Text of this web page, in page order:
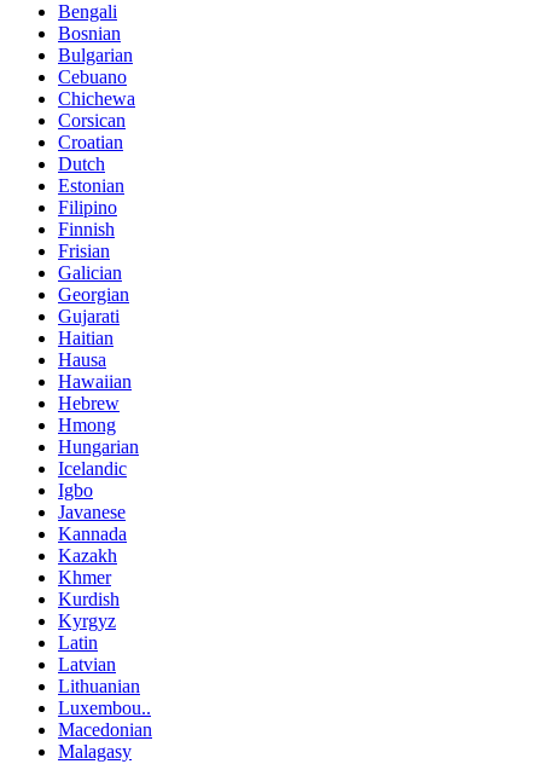
Bengali
Bosnian
Bulgarian
Cebuano
Chichewa
Corsican
Croatian
Dutch
Estonian
Filipino
Finnish
Frisian
Galician
Georgian
Gujarati
Haitian
Hausa
Hawaiian
Hebrew
Hmong
Hungarian
Icelandic
Igbo
Javanese
Kannada
Kazakh
Khmer
Kurdish
Kyrgyz
Latin
Latvian
Lithuanian
Luxembou..
Macedonian
Malagasy